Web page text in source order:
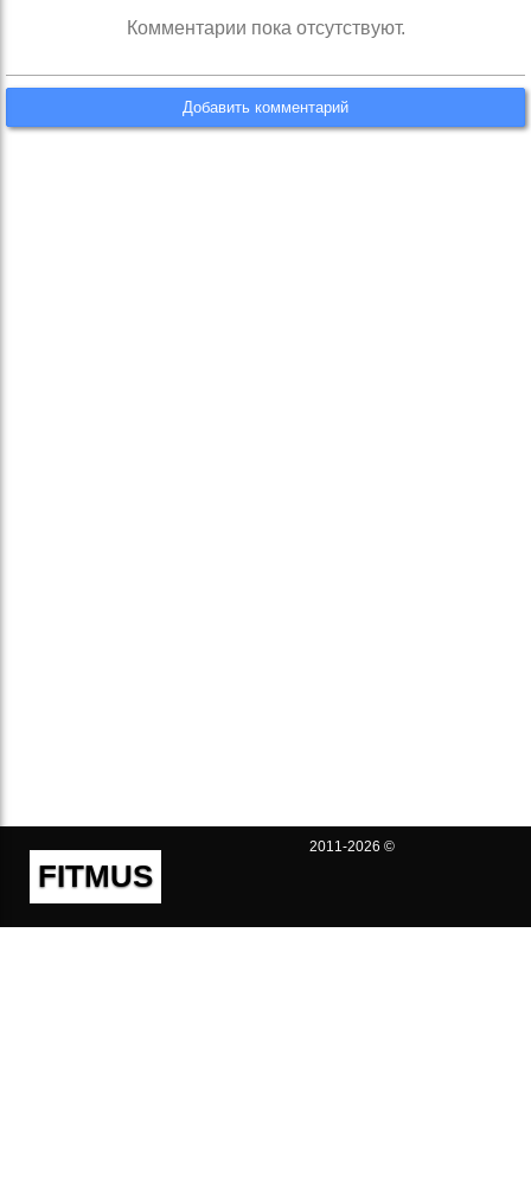
Комментарии пока отсутствуют.
Добавить комментарий
FITMUS
2011-2026 ©